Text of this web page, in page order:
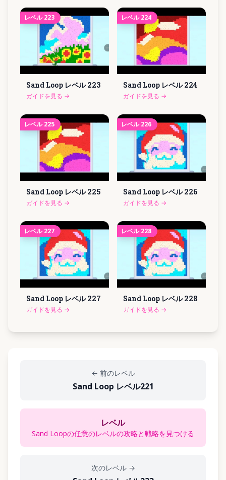
レベル 223
Sand Loop レベル 223
ガイドを見る →
レベル 224
Sand Loop レベル 224
ガイドを見る →
レベル 225
Sand Loop レベル 225
ガイドを見る →
レベル 226
Sand Loop レベル 226
ガイドを見る →
レベル 227
Sand Loop レベル 227
ガイドを見る →
レベル 228
Sand Loop レベル 228
ガイドを見る →
← 前のレベル
Sand Loop レベル221
レベル
Sand Loopの任意のレベルの攻略と戦略を見つける
次のレベル→